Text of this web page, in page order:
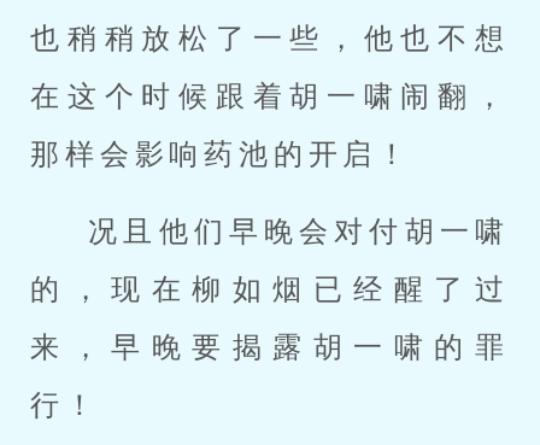
也稍稍放松了一些，他也不想
在这个时候跟着胡一啸闹翻，
那样会影响药池的开启！
况且他们早晚会对付胡一啸
的，现在柳如烟已经醒了过
来，早晚要揭露胡一啸的罪
行！